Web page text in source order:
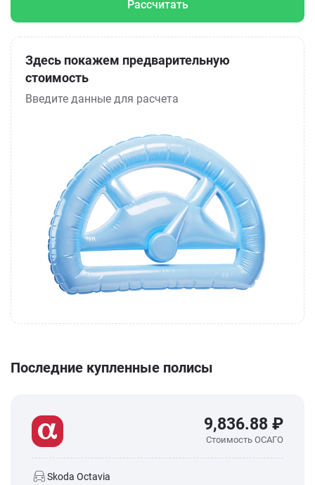
Рассчитать
Здесь покажем предварительную
стоимость
Введите данные для расчета
Последние купленные полисы
9,836.88 ₽
Стоимость ОСАГО
Skoda Octavia